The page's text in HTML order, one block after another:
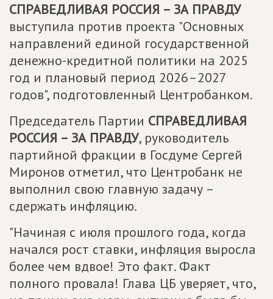
СПРАВЕДЛИВАЯ РОССИЯ – ЗА ПРАВДУ
выступила против проекта "Основных
направлений единой государственной
денежно-кредитной политики на 2025
год и плановый период 2026–2027
годов", подготовленный Центробанком.
Председатель Партии СПРАВЕДЛИВАЯ
РОССИЯ – ЗА ПРАВДУ, руководитель
партийной фракции в Госдуме Сергей
Миронов отметил, что Центробанк не
выполнил свою главную задачу –
сдержать инфляцию.
"Начиная с июля прошлого года, когда
начался рост ставки, инфляция выросла
более чем вдвое! Это факт. Факт
полного провала! Глава ЦБ уверяет, что,